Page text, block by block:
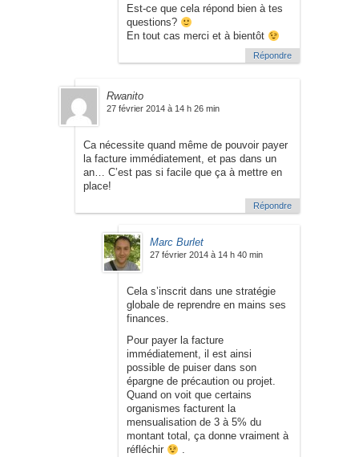
Est-ce que cela répond bien à tes
questions?
En tout cas merci et à bientôt
Répondre
Rwanito
27 février 2014 à 14 h 26 min
Ca nécessite quand même de pouvoir payer
la facture immédiatement, et pas dans un
an… C’est pas si facile que ça à mettre en
place!
Répondre
Marc Burlet
27 février 2014 à 14 h 40 min
Cela s’inscrit dans une stratégie
globale de reprendre en mains ses
finances.
Pour payer la facture
immédiatement, il est ainsi
possible de puiser dans son
épargne de précaution ou projet.
Quand on voit que certains
organismes facturent la
mensualisation de 3 à 5% du
montant total, ça donne vraiment à
réfléchir
.